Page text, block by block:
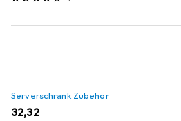
Serverschrank Zubehör
EUR
32,32